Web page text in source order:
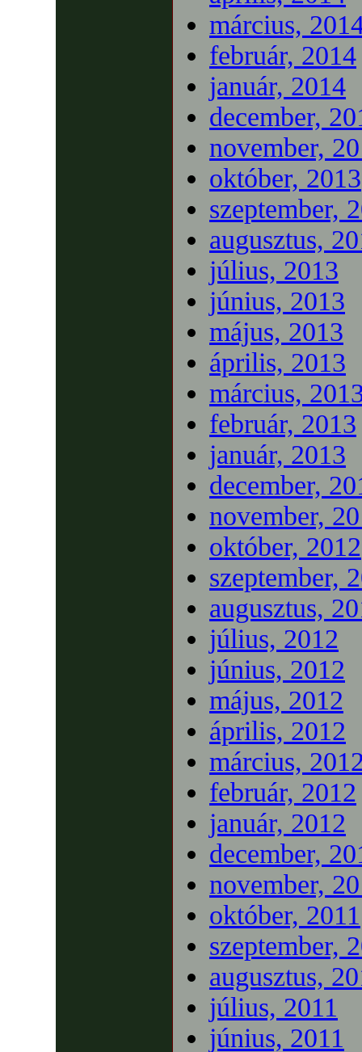
március,
február, 2014
január, 2014
december,
november,
október, 2013
szeptember,
augusztus,
július, 2013
június, 2013
május, 2013
április, 2013
március,
február, 2013
január, 2013
december,
november,
október, 2012
szeptember,
augusztus,
július, 2012
június, 2012
május, 2012
április, 2012
március,
február, 2012
január, 2012
december,
november,
október, 2011
szeptember,
augusztus,
július, 2011
június, 2011